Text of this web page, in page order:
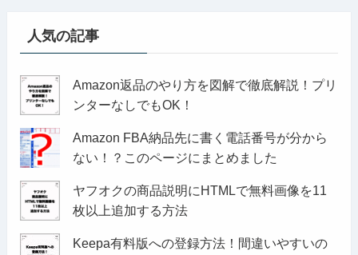
人気の記事
Amazon返品のやり方を図解で徹底解説！プリ
ンターなしでもOK！
Amazon FBA納品先に書く電話番号が分から
ない！？このページにまとめました
ヤフオクの商品説明にHTMLで無料画像を11
枚以上追加する方法
Keepa有料版への登録方法！間違いやすいの